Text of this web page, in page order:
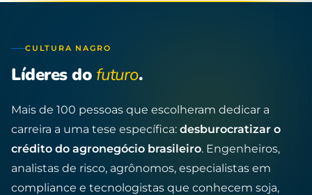
CULTURA NAGRO
Líderes do futuro.
Mais de 100 pessoas que escolheram dedicar a
carreira a uma tese específica: desburocratizar o
crédito do agronegócio brasileiro. Engenheiros,
analistas de risco, agrônomos, especialistas em
compliance e tecnologistas que conhecem soja,